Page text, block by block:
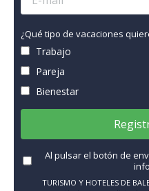
¿Qué tipo de vacaciones
Trabajo
Pareja
Bienestar
Al pulsar el botón de
TURISMO Y HOTELES DE